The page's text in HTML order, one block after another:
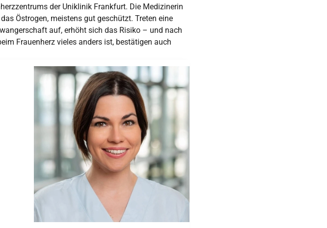
der Uniklinik Frankfurt. Die Medizinerin
Östrogen, meistens gut geschützt. Treten eine
auf, erhöht sich das Risiko – und nach
Frauenherz vieles anders ist, bestätigen auch